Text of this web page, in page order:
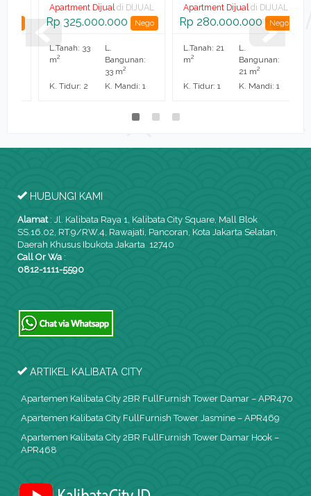
Apartment Dijual di DIJUAL
Rp 325.000.000 Nego
L.Tanah: 33
Bangunan:
33 m2
K. Tidur: 2 K. Mandi: 1
Apartment Dijual di DIJUAL
Rp 280.000.000 Nego
L.Tanah: 21
Bangunan:
21 m2
K. Tidur: 1 K. Mandi: 1
HUBUNGI KAMI
Alamat: Jl. Kalibata Raya 1, Kalibata City Square, Mall Blok
SS.16.02, RT.9/RW.4, Rawajati, Pancoran, Kota Jakarta Selatan,
Daerah Khusus Ibukota Jakarta 12740
Call Or Wa :
0812-1111-5590
ARTIKEL KALIBATA CITY
Apartemen Kalibata City 2BR FullFurnish Tower Damar – APR470
Apartemen Kalibata City FullFurnish Tower Jasmine – APR469
Apartemen Kalibata City 2BR FullFurnish Tower Damar Hook –
APR468